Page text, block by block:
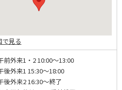
見る
前外来1・2 10:00～13:00
後外来1 15:30～18:00
後外来2 16:30～終了